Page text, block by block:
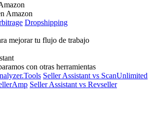
Amazon
Dropshipping
mejorar tu flujo de trabajo
con otras herramientas
Seller Assistant vs ScanUnlimited
Seller Assistant vs Revseller